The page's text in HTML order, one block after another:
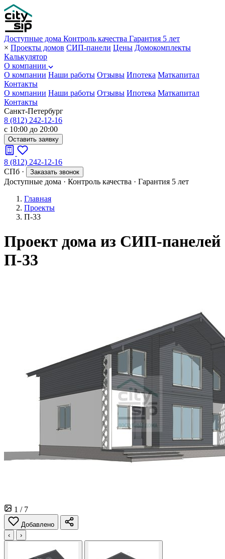
Доступные дома Контроль качества Гарантия 5 лет
× Проекты домов СИП-панели Цены Домокомплекты
Калькулятор
О компании
О компании Наши работы Отзывы Ипотека Маткапитал
Контакты
О компании Наши работы Отзывы Ипотека Маткапитал
Контакты
Санкт-Петербург
8 (812) 242-12-16
с 10:00 до 20:00
Оставить заявку
8 (812) 242-12-16
СПб · Заказать звонок
Доступные дома · Контроль качества · Гарантия 5 лет
Главная
Проекты
П-33
Проект дома из СИП-панелей
П-33
1 / 7
Добавлено
‹
›